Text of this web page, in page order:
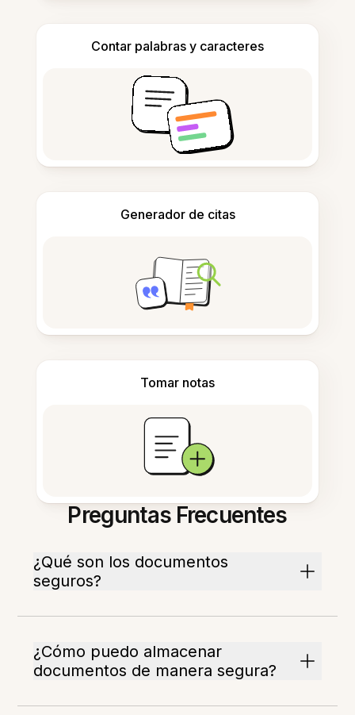
Contar palabras y caracteres
Generador de citas
Tomar notas
Preguntas Frecuentes
¿Qué son los documentos
seguros?
¿Cómo puedo almacenar
documentos de manera segura?